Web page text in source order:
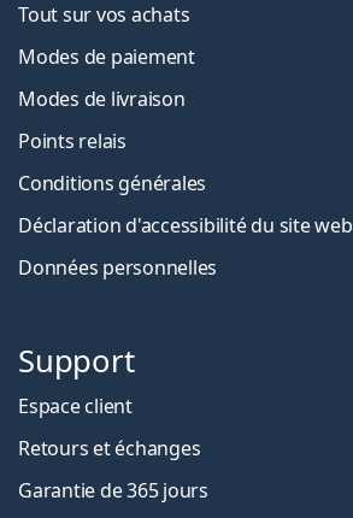
Tout sur vos achats
Modes de paiement
Modes de livraison
Points relais
Conditions générales
Déclaration d'accessibilité du site web
Données personnelles
Support
Espace client
Retours et échanges
Garantie de 365 jours